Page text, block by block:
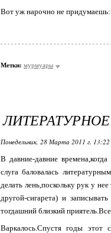
Вот уж нарочно не
Метки: мурмуары
Понедельник, 28 Марта 2011 г. 13:22
В давние-давние
слуга баловалась
делать лень,поскольку рук у
другой-сигарета) и
тогдашний близкий
Варкалось.Спустя годы